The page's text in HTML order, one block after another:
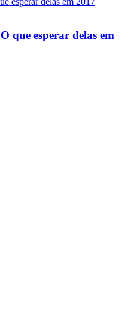
que esperar delas em